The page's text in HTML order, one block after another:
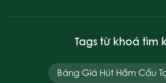
Tags từ khoá tìm
Bảng Giá Hút Hầm Cầu